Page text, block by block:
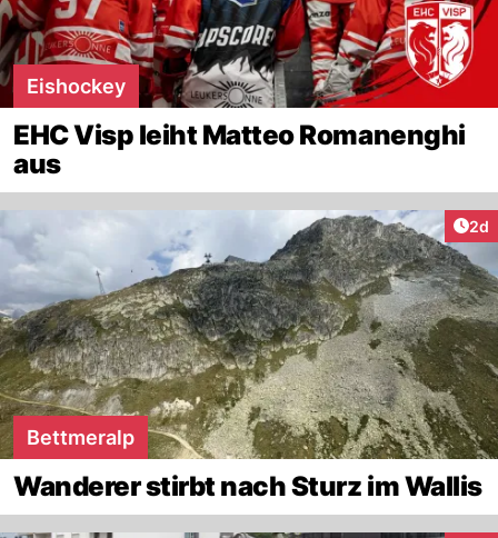
Eishockey
EHC Visp leiht Matteo Romanenghi
aus
2d
Bettmeralp
Wanderer stirbt nach Sturz im Wallis